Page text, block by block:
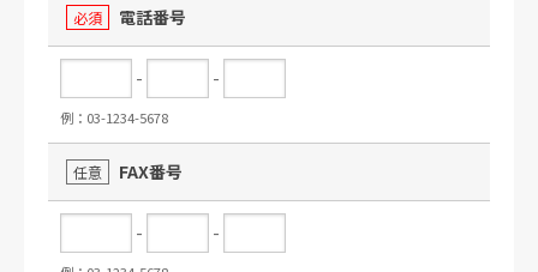
必須 電話番号
- -
例：03-1234-5678
任意 FAX番号
- -